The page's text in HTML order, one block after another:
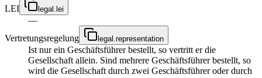
LEI
legal.lei
—
Vertretungsregelung
legal.representation
Ist nur ein Geschäftsführer bestellt, so vertritt er die
Gesellschaft allein. Sind mehrere Geschäftsführer bestellt, so
wird die Gesellschaft durch zwei Geschäftsführer oder durch